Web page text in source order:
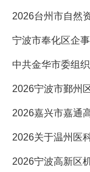
中共金华市委组
2026嘉兴市嘉通